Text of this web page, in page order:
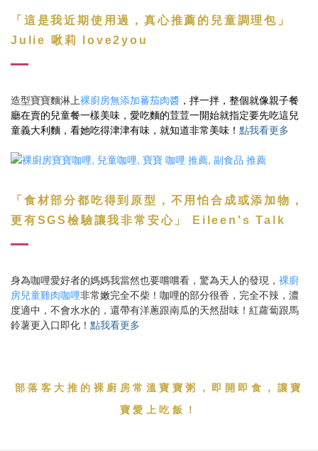
「這是我近期使用過，真心推薦的兒童調理包 」
Julie 啾莉 love2you
造型寶寶麵淋上裸廚房無添加蕃茄肉醬 ，拌一拌，整個就像親子餐
廳在賣的兒童餐一樣美味，愛吃麵的荳荳一開始就指定要先吃這兒
童義大利麵 ，看她吃得津津有味，就知道非常美味 ！ 點我看更多
「 食材部分都吃得到原型，不用怕合成或添加物，
更有SGS檢驗讓我非常安心 」 Eileen's Talk
身為咖哩愛好者的媽媽我當然也要嚐嚐看，驚為天人的發現， 裸廚
房兒童雞肉咖哩非常嫩完全不柴！咖哩的部分很香，完全不辣，濃
度適中，不會水水的，還帶有洋蔥跟南瓜的天然甜味！紅蘿蔔跟馬
鈴薯更入口即化！ 點我看更多
部落客大推的裸廚房常溫寶寶粥
，即開即食，讓寶
寶愛上吃飯！